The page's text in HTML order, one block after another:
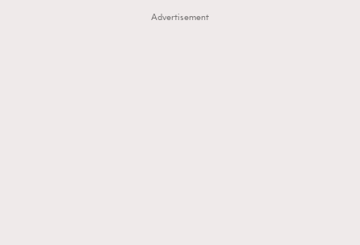
Advertisement